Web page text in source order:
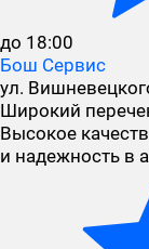
до 18:00
Бош Сервис
ул.
Широкий
Высокое
и надежность в